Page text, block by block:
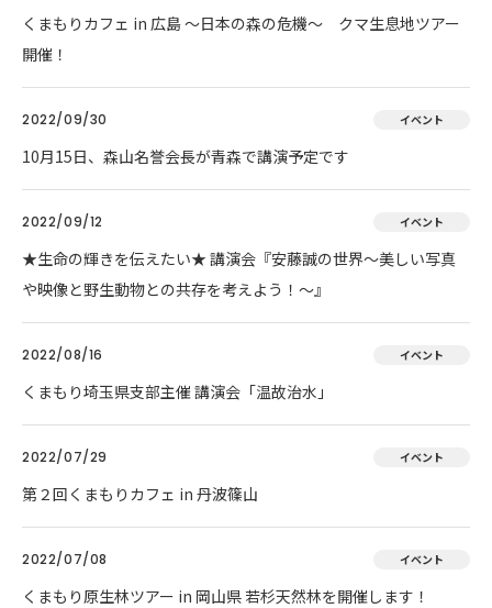
くまもりカフェ in 広島 ～日本の森の危機～ クマ生息地ツアー
開催！
2022/09/30 イベント
10月15日、森山名誉会長が青森で講演予定です
2022/09/12 イベント
★生命の輝きを伝えたい★ 講演会『安藤誠の世界～美しい写真
や映像と野生動物との共存を考えよう！～』
2022/08/16 イベント
くまもり埼玉県支部主催 講演会「温故治水」
2022/07/29 イベント
第２回くまもりカフェ in 丹波篠山
2022/07/08 イベント
くまもり原生林ツアー in 岡山県 若杉天然林を開催します！